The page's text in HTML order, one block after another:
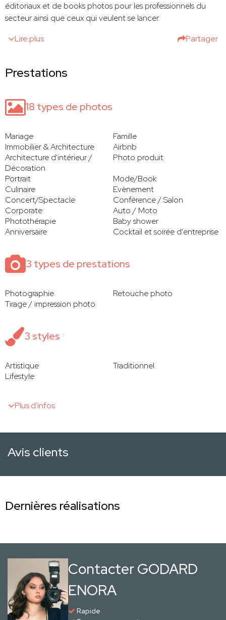
éditoriaux et de books photos pour les professionnels du
secteur ainsi que ceux qui veulent se lancer.
Lire plus
Partager
Prestations
18 types de photos
Mariage
Famille
Immobilier & Architecture
Airbnb
Architecture d'intérieur /
Décoration
Photo produit
Portrait
Mode/Book
Culinaire
Evènement
Concert/Spectacle
Conférence / Salon
Corporate
Auto / Moto
Photothérapie
Baby shower
Anniversaire
Cocktail et soirée d'entreprise
3 types de prestations
Photographie
Retouche photo
Tirage / impression photo
3 styles
Artistique
Traditionnel
Lifestyle
Plus d'infos
Avis clients
Dernières réalisations
Contacter GODARD
ENORA
Rapide